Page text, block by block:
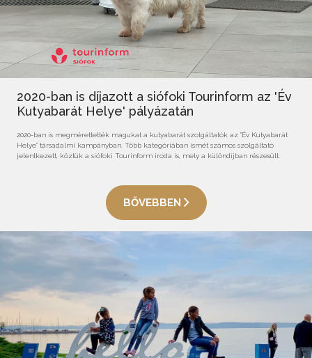
2020-ban is díjazott a siófoki Tourinform az 'Év
Kutyabarát Helye' pályázatán
2020-ban is megmérettették magukat a kutyabarát szolgáltatók az "Év Kutyabarát
Helye" társadalmi kampányban. Több kategóriában ismét számos szolgáltató
jelentkezett, köztük a siófoki Tourinform iroda is, mely a különdíjban részesült.
BŐVEBBEN